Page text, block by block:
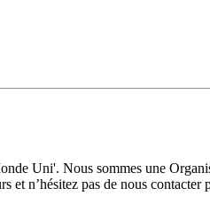
Uni'. Nous sommes une
et n’hésitez pas de nous